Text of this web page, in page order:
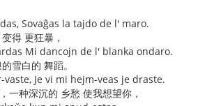
Sovaĝas la tajdo de l' maro.
得 更狂暴，
Mi dancojn de l' blanka ondaro.
雪白的 舞蹈。
Je vi mi hejm-veas je draste.
一种深沉的 乡愁 使我想望你，